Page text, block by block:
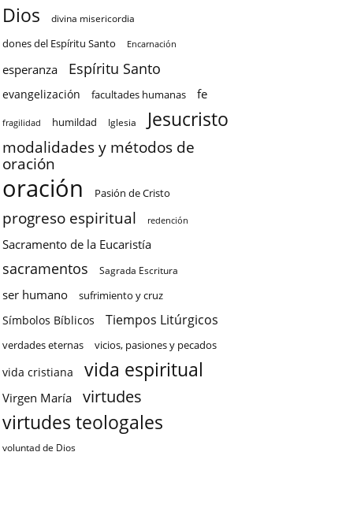
Dios divina misericordia
dones del Espíritu Santo Encarnación
esperanza Espíritu Santo
evangelización facultades humanas fe
fragilidad humildad Iglesia Jesucristo
modalidades y métodos de
oración
oración Pasión de Cristo
progreso espiritual redención
Sacramento de la Eucaristía
sacramentos Sagrada Escritura
ser humano sufrimiento y cruz
Símbolos Bíblicos Tiempos Litúrgicos
verdades eternas vicios, pasiones y pecados
vida cristiana vida espiritual
Virgen María virtudes
virtudes teologales
voluntad de Dios